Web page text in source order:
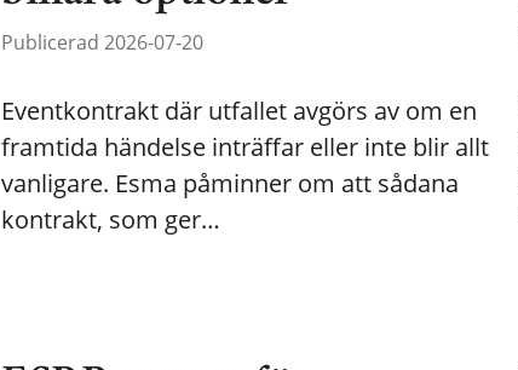
Publicerad 2026-07-20
Eventkontrakt där utfallet avgörs av om en
framtida händelse inträffar eller inte blir allt
vanligare. Esma påminner om att sådana
kontrakt, som ger…